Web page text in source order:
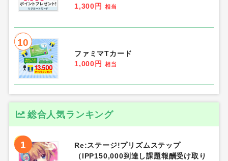
1,300円 相当
10
ファミマTカード
1,000円
相当
総合人気ランキング
1
Re:ステージ!プリズムステップ
（IPP150,000到達し課題報酬受け取り